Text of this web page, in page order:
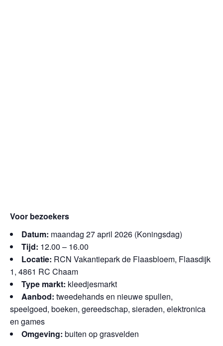
Voor bezoekers
Datum: maandag 27 april 2026 (Koningsdag)
Tijd: 12.00 – 16.00
Locatie: RCN Vakantiepark de Flaasbloem, Flaasdijk
1, 4861 RC Chaam
Type markt: kleedjesmarkt
Aanbod: tweedehands en nieuwe spullen,
speelgoed, boeken, gereedschap, sieraden, elektronica
en games
Omgeving: buiten op grasvelden